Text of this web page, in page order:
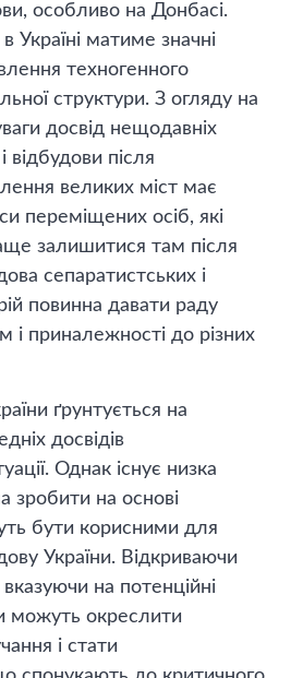
особливо на Донбасі.
Україні матиме значні
техногенного
структури. З огляду на
досвід нещодавніх
відбудови після
великих міст має
переміщених осіб, які
залишитися там після
сепаратистських і
повинна давати раду
і приналежності до різних
ґрунтується на
досвідів
Однак існує низка
зробити на основі
бути корисними для
України. Відкриваючи
на потенційні
можуть окреслити
і стати